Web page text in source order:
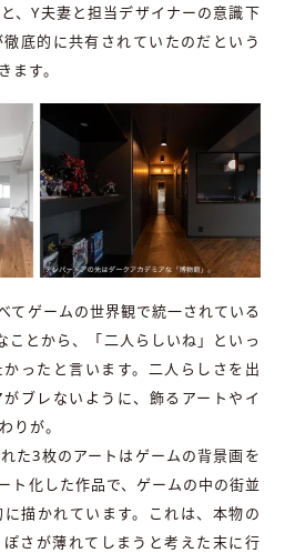
、Y夫妻と担当デザイナーの意識下
底的に共有されていたのだという
ます。
てゲームの世界観で統一されている
ことから、「二人らしいね」といっ
ったと言います。二人らしさを出
ブレないように、飾るアートやイ
りが。
た3枚のアートはゲームの背景画を
ト化した作品で、ゲームの中の街並
描かれています。これは、本物の
さが薄れてしまうと考えた末に行